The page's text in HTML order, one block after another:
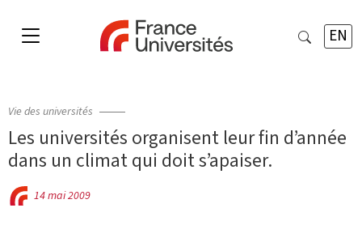
EN
Vie des universités
Les universités organisent leur fin d’année
dans un climat qui doit s’apaiser.
14 mai 2009